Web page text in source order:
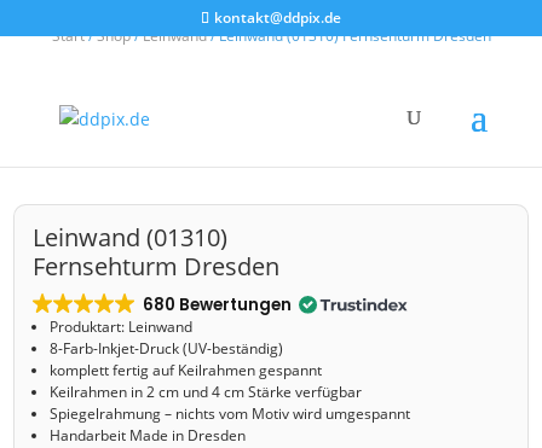
kontakt@ddpix.de
Start/Shop/Leinwand/ Leinwand (01310) Fernsehturm Dresden
Leinwand (01310)
Fernsehturm Dresden
680 Bewertungen
Produktart: Leinwand
8-Farb-Inkjet-Druck (UV-beständig)
komplett fertig auf Keilrahmen gespannt
Keilrahmen in 2 cm und 4 cm Stärke verfügbar
Spiegelrahmung – nichts vom Motiv wird umgespannt
Handarbeit Made in Dresden